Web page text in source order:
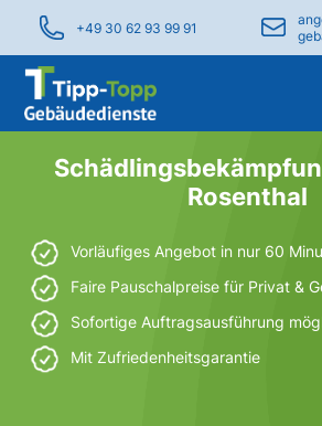
+49 30 62 93 99 91
Rosenthal
Vorläufiges Angebot in nur 60
Faire Pauschalpreise für Privat &
Sofortige Auftragsausführung
Mit Zufriedenheitsgarantie